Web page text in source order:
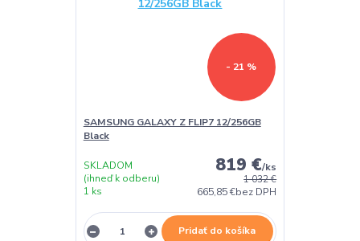
- 21 %
SAMSUNG GALAXY Z FLIP7 12/256GB
Black
1 032 €
819 €/ks
665,85 €bez DPH
SKLADOM
(ihneď k odberu)
1 ks
Pridať do košíka